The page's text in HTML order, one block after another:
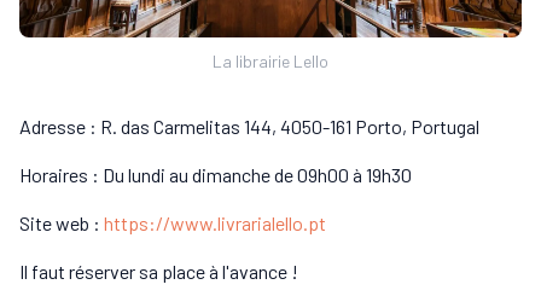
La librairie Lello
Adresse : R. das Carmelitas 144, 4050-161 Porto, Portugal
Horaires : Du lundi au dimanche de 09h00 à 19h30
Site web : https://www.livrarialello.pt
Il faut réserver sa place à l'avance !